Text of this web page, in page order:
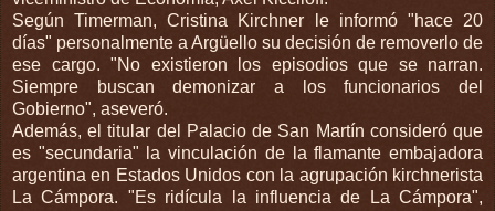
Según Timerman, Cristina Kirchner le informó "hace 20
días" personalmente a Argüello su decisión de removerlo de
ese cargo. "No existieron los episodios que se narran.
Siempre buscan demonizar a los funcionarios del
Gobierno", aseveró.
Además, el titular del Palacio de San Martín consideró que
es "secundaria" la vinculación de la flamante embajadora
argentina en Estados Unidos con la agrupación kirchnerista
La Cámpora. "Es ridícula la influencia de La Cámpora",